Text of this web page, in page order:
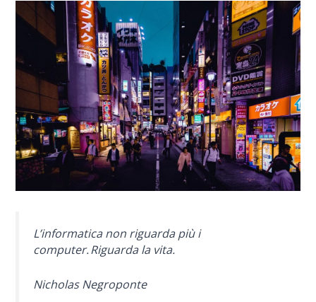
L’informatica non riguarda più i
computer. Riguarda la vita.
Nicholas Negroponte